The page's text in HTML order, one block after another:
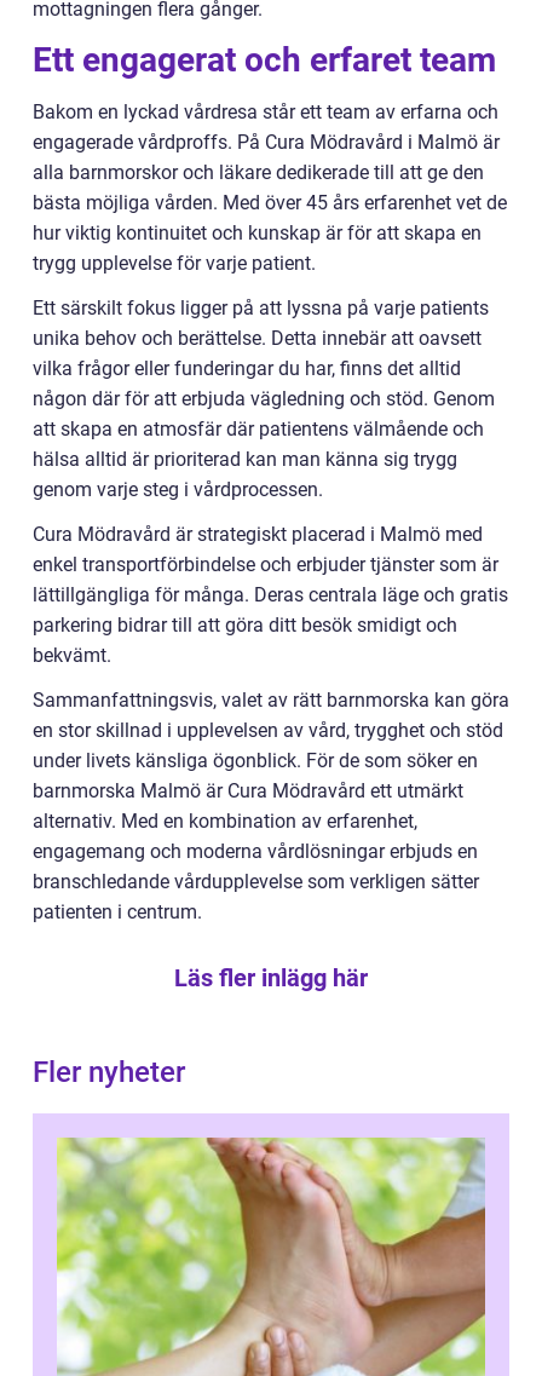
mottagningen flera gånger.
Ett engagerat och erfaret team
Bakom en lyckad vårdresa står ett team av erfarna och
engagerade vårdproffs. På Cura Mödravård i Malmö är
alla barnmorskor och läkare dedikerade till att ge den
bästa möjliga vården. Med över 45 års erfarenhet vet de
hur viktig kontinuitet och kunskap är för att skapa en
trygg upplevelse för varje patient.
Ett särskilt fokus ligger på att lyssna på varje patients
unika behov och berättelse. Detta innebär att oavsett
vilka frågor eller funderingar du har, finns det alltid
någon där för att erbjuda vägledning och stöd. Genom
att skapa en atmosfär där patientens välmående och
hälsa alltid är prioriterad kan man känna sig trygg
genom varje steg i vårdprocessen.
Cura Mödravård är strategiskt placerad i Malmö med
enkel transportförbindelse och erbjuder tjänster som är
lättillgängliga för många. Deras centrala läge och gratis
parkering bidrar till att göra ditt besök smidigt och
bekvämt.
Sammanfattningsvis, valet av rätt barnmorska kan göra
en stor skillnad i upplevelsen av vård, trygghet och stöd
under livets känsliga ögonblick. För de som söker en
barnmorska Malmö är Cura Mödravård ett utmärkt
alternativ. Med en kombination av erfarenhet,
engagemang och moderna vårdlösningar erbjuds en
branschledande vårdupplevelse som verkligen sätter
patienten i centrum.
Läs fler inlägg här
Fler nyheter